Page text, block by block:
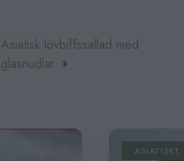
Asiatisk lövbiffssallad med
glasnudlar
ASIATISKT,